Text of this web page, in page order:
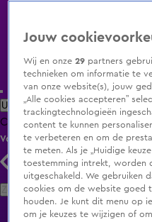
Uitzending Gemist Populaire
ClipsFilmsRadioSmart TV
Volg KIJK
Zoeken
Jouw
Wij en onze29 partners
technieken om informatie te
van onze website(s), jouw
„Alle cookies accepteren”
trackingtechnologieën
content te kunnen
te verbeteren en om de
te meten. Als je „Huidige
toestemming intrekt, worden
uitgeschakeld. We gebruiken
cookies om de website goed
houden. Je kunt dit menu op
om je keuzes te wijzigen of